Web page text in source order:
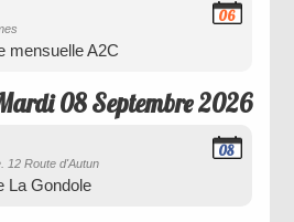
mensuelle A2C
06
08 Septembre 2026
12 Route d'Autun
La Gondole
08